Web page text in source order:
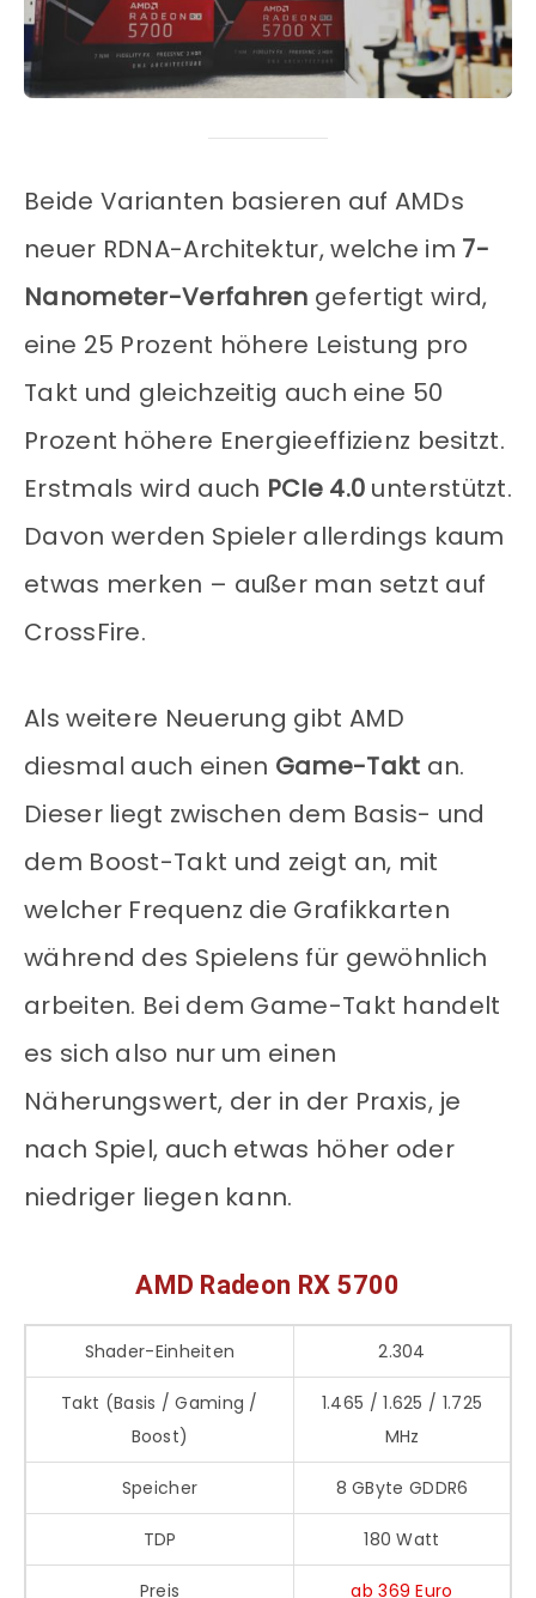
Beide Varianten basieren auf AMDs
neuer RDNA-Architektur, welche im 7-
Nanometer-Verfahren gefertigt wird,
eine 25 Prozent höhere Leistung pro
Takt und gleichzeitig auch eine 50
Prozent höhere Energieeffizienz besitzt.
Erstmals wird auch PCIe 4.0 unterstützt.
Davon werden Spieler allerdings kaum
etwas merken – außer man setzt auf
CrossFire.
Als weitere Neuerung gibt AMD
diesmal auch einen Game-Takt an.
Dieser liegt zwischen dem Basis- und
dem Boost-Takt und zeigt an, mit
welcher Frequenz die Grafikkarten
während des Spielens für gewöhnlich
arbeiten. Bei dem Game-Takt handelt
es sich also nur um einen
Näherungswert, der in der Praxis, je
nach Spiel, auch etwas höher oder
niedriger liegen kann.
AMD Radeon RX 5700
Shader-Einheiten 2.304
Takt (Basis / Gaming /
Boost)
1.465 / 1.625 / 1.725
MHz
Speicher 8 GByte GDDR6
TDP 180 Watt
Preis ab 369 Euro